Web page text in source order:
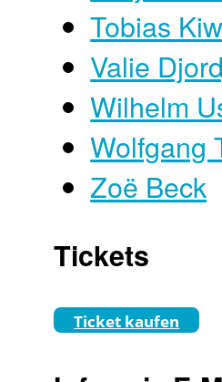
Tobias
Valie
Wilhelm
Wolfgang
Zoë Beck
Tickets
Ticket kaufen